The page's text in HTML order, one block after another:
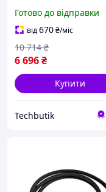
Готово до відправки
від670₴/міс
6 696₴
10 714 ₴
Купити
Techbutik